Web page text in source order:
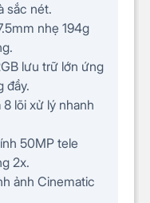
Phụ 50 MP, 12 MP
sắc nét.
nhẹ 194g
lưu trữ lớn ứng
đầy.
lõi xử lý nhanh
50MP tele
2x.
ảnh Cinematic